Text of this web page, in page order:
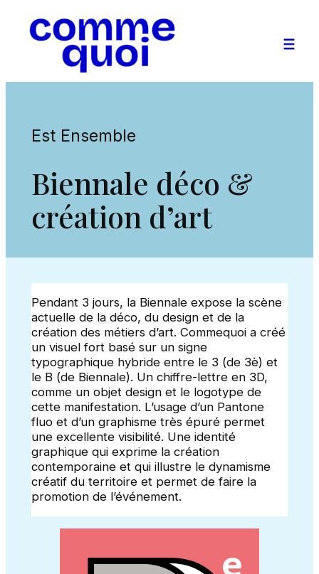
Est Ensemble
Biennale déco &
création d’art
Pendant 3 jours, la Biennale expose la scène
actuelle de la déco, du design et de la
création des métiers d’art. Commequoi a créé
un visuel fort basé sur un signe
typographique hybride entre le 3 (de 3è) et
le B (de Biennale). Un chiffre-lettre en 3D,
comme un objet design et le logotype de
cette manifestation. L’usage d’un Pantone
fluo et d’un graphisme très épuré permet
une excellente visibilité. Une identité
graphique qui exprime la création
contemporaine et qui illustre le dynamisme
créatif du territoire et permet de faire la
promotion de l’événement.